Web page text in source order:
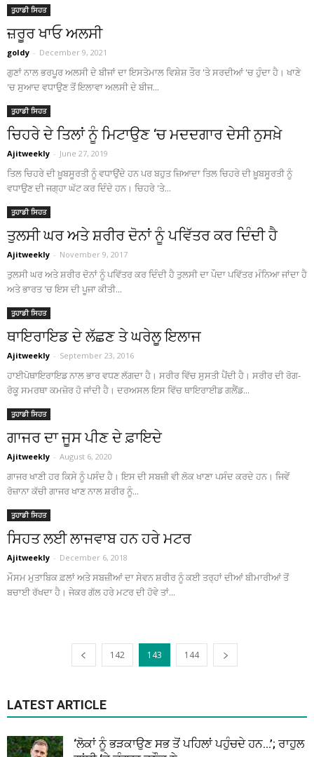
ਤੁਹਾਡੀ ਸਿਹਤ
ਜ਼ਰੂਰ ਖਾਓ ਅਲਸੀ
goldy - December 9, 2021
ਗੁਣਾਂ ਨਾਲ ਭਰਪੂਰ ਅਲਸੀ ਦੇ ਬੀਜਾਂ ਦਾ ਇਸਤੇਮਾਲ ਵਿਸ਼ੇਸ਼ ਤੌਰ 'ਤੇ ਸਰਦੀਆਂ 'ਚ ਹੁੰਦਾ ਹੈ। ਖਾਣੇ
'ਚ ਸੁਆਦ ਵਧਾਉਣ ਤੋਂ ਇਲਾਵਾ ਅਲਸੀ ਦੇ ਬੀਜ...
ਤੁਹਾਡੀ ਸਿਹਤ
ਚਿਹਰੇ ਦੇ ਤਿਲਾਂ ਨੂੰ ਮਿਟਾਉਣ ‘ਚ ਮਦਦਗਾਰ ਦੇਸੀ ਨੁਸਖ਼ੇ
Ajitweekly - June 27, 2019
ਤਿਲ ਚਿਹਰੇ ਦੀ ਖ਼ੂਬਸੂਰਤੀ ਨੂੰ ਵਧਾਉਂਦੇ ਹਨ ਪਰ ਬਹੁਤ ਜ਼ਿਆਦਾ ਤਿਲ ਚਿਹਰੇ ਦੀ ਖ਼ੂਬਸੂਰਤੀ ਨੂੰ
ਵਧਾਉਣ ਦੀ ਜਗ੍ਹਾ ਘੱਟ ਕਰ ਦਿੰਦੇ ਹਨ। ਚਿਹਰੇ 'ਤੇ...
ਤੁਹਾਡੀ ਸਿਹਤ
ਤੁਲਸੀ ਘਰ ਅਤੇ ਸ਼ਰੀਰ ਦੋਨਾਂ ਨੂੰ ਪਵਿੱਤਰ ਕਰ ਦਿੰਦੀ ਹੈ
Ajitweekly - November 9, 2017
ਤੁਲਸੀ ਘਰ ਅਤੇ ਸ਼ਰੀਰ ਦੋਨਾਂ ਨੂੰ ਪਵਿੱਤਰ ਕਰ ਦਿੰਦੀ ਹੈ ਤੁਲਸੀ ਦਾ ਪੌਦਾ ਪਵਿੱਤਰ ਮੰਨਿਆ ਜਾਂਦਾ ਹੈ
ਅਤੇ ਭਾਰਤ 'ਚ ਇਸ ਦੀ ਪੂਜਾ ਕੀਤੀ...
ਤੁਹਾਡੀ ਸਿਹਤ
ਥਾਇਰਾਇਡ ਦੇ ਲੱਛਣ ਤੇ ਘਰੇਲੂ ਇਲਾਜ
Ajitweekly - September 23, 2016
ਹਾਈਪੋਥਾਇਰਾਇਡ ਨਾਲ ਭਾਰ ਵਧਣ ਲੱਗਦਾ ਹੈ। ਸਰੀਰ ਵਿੱਚ ਸੁਸਤੀ ਪੈਂਦੀ ਹੈ। ਸਰੀਰ ਦੀ ਰੋਗ-
ਰੋਕੂ ਸਮਰਥਾ ਕਮਜ਼ੋਰ ਹੋ ਜਾਂਦੀ ਹੈ। ਦਰਅਸਲ ਇਸ ਵਿੱਚ ਥਾਇਰਾਈਡ ਗਲੈਂਡ...
ਤੁਹਾਡੀ ਸਿਹਤ
ਗਾਜਰ ਦਾ ਜੂਸ ਪੀਣ ਦੇ ਫ਼ਾਇਦੇ
Ajitweekly - August 6, 2020
ਗਾਜਰ ਖਾਣੀ ਹਰ ਕਿਸੇ ਨੂੰ ਪਸੰਦ ਹੈ। ਇਸ ਦੀ ਸਬਜ਼ੀ ਵੀ ਲੋਕ ਖਾਣਾ ਪਸੰਦ ਕਰਦੇ ਹਨ। ਜਿਵੇਂ
ਰੋਜ਼ਾਨਾ ਕੱਚੀ ਗਾਜਰ ਖਾਣ ਨਾਲ ਸ਼ਰੀਰ ਨੂੰ...
ਤੁਹਾਡੀ ਸਿਹਤ
ਸਿਹਤ ਲਈ ਲਾਜਵਾਬ ਹਨ ਹਰੇ ਮਟਰ
Ajitweekly - December 6, 2018
ਮੌਸਮ ਮੁਤਾਬਿਕ ਫ਼ਲਾਂ ਅਤੇ ਸਬਜ਼ੀਆਂ ਦਾ ਸੇਵਨ ਸ਼ਰੀਰ ਨੂੰ ਕਈ ਤਰ੍ਹਾਂ ਦੀਆਂ ਬੀਮਾਰੀਆਂ ਤੋਂ
ਬਚਾਈ ਰੱਖਦਾ ਹੈ। ਜੇਕਰ ਗੱਲ ਹਰੇ ਮਟਰ ਦੀ ਹੋਵੇ ਤਾਂ...
142 143 144
LATEST ARTICLE
‘ਲੋਕਾਂ ਨੂੰ ਭੜਕਾਉਣ ਸਭ ਤੋਂ ਪਹਿਲਾਂ ਪਹੁੰਚਦੇ ਹਨ…’; ਰਾਹੁਲ